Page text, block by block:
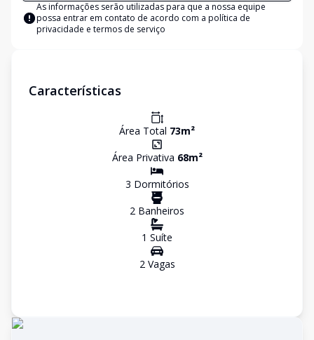
As informações serão utilizadas para que a nossa equipe
possa entrar em contato de acordo com a política de
privacidade e termos de serviço
Características
Área Total 73m²
Área Privativa 68m²
3 Dormitórios
2 Banheiros
1 Suíte
2Vagas